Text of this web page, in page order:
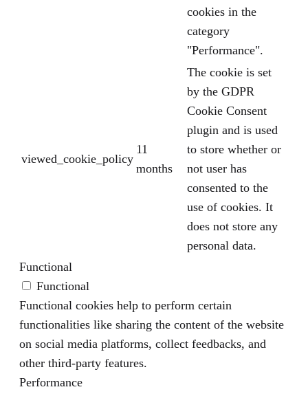
cookies in the
category
"Performance".
viewed_cookie_policy
11
months
The cookie is set
by the GDPR
Cookie Consent
plugin and is used
to store whether or
not user has
consented to the
use of cookies. It
does not store any
personal data.
Functional
Functional
Functional cookies help to perform certain
functionalities like sharing the content of the website
on social media platforms, collect feedbacks, and
other third-party features.
Performance